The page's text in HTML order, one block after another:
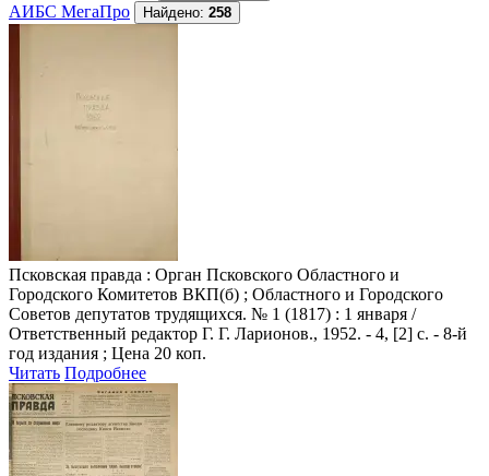
АИБС МегаПро
Найдено: 258
Псковская правда : Орган Псковского Областного и
Городского Комитетов ВКП(б) ; Областного и Городского
Советов депутатов трудящихся. № 1 (1817) : 1 января /
Ответственный редактор Г. Г. Ларионов., 1952. - 4, [2] с. - 8-й
год издания ; Цена 20 коп.
Читать Подробнее